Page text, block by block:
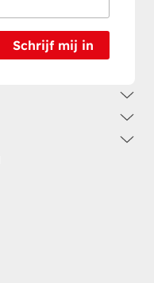
Schrijf mij in